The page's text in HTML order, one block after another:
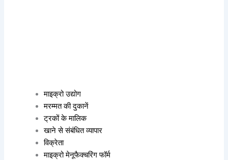
माइक्रो उद्योग
मरम्मत की दुकानें
ट्रकों के मालिक
खाने से संबंधित व्यापार
विक्रेता
माइक्रो मेनूफैक्चरिंग फॉर्म